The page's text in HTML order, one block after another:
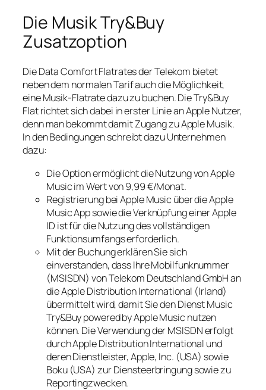
Die Musik Try&Buy
Zusatzoption
Die Data Comfort Flatrates der Telekom bietet
neben dem normalen Tarif auch die Möglichkeit,
eine Musik-Flatrate dazu zu buchen. Die Try&Buy
Flat richtet sich dabei in erster Linie an Apple Nutzer,
denn man bekommt damit Zugang zu Apple Musik.
In den Bedingungen schreibt dazu Unternehmen
dazu:
Die Option ermöglicht die Nutzung von Apple
Music im Wert von 9,99 €/Monat.
Registrierung bei Apple Music über die Apple
Music App sowie die Verknüpfung einer Apple
ID ist für die Nutzung des vollständigen
Funktionsumfangs erforderlich.
Mit der Buchung erklären Sie sich
einverstanden, dass Ihre Mobilfunknummer
(MSISDN) von Telekom Deutschland GmbH an
die Apple Distribution International (Irland)
übermittelt wird, damit Sie den Dienst Music
Try&Buy powered by Apple Music nutzen
können. Die Verwendung der MSISDN erfolgt
durch Apple Distribution International und
deren Dienstleister, Apple, Inc. (USA) sowie
Boku (USA) zur Diensteerbringung sowie zu
Reportingzwecken.